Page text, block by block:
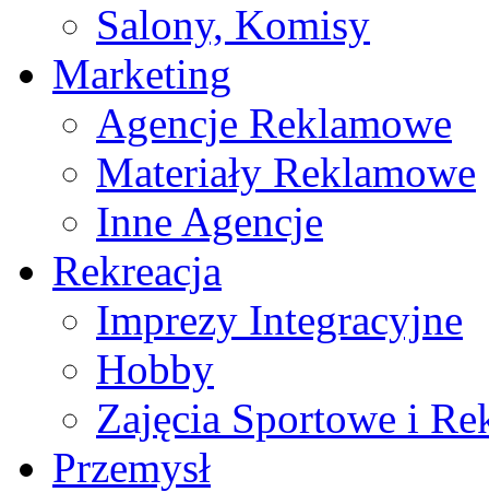
Salony, Komisy
Marketing
Agencje Reklamowe
Materiały Reklamowe
Inne Agencje
Rekreacja
Imprezy Integracyjne
Hobby
Zajęcia Sportowe i
Przemysł